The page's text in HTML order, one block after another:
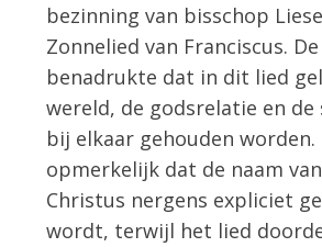
bezinning van bisschop
Zonnelied van Franciscus.
benadrukte dat in dit lied
wereld, de godsrelatie en de
bij elkaar gehouden worden.
opmerkelijk dat de naam van
Christus nergens expliciet
wordt, terwijl het lied